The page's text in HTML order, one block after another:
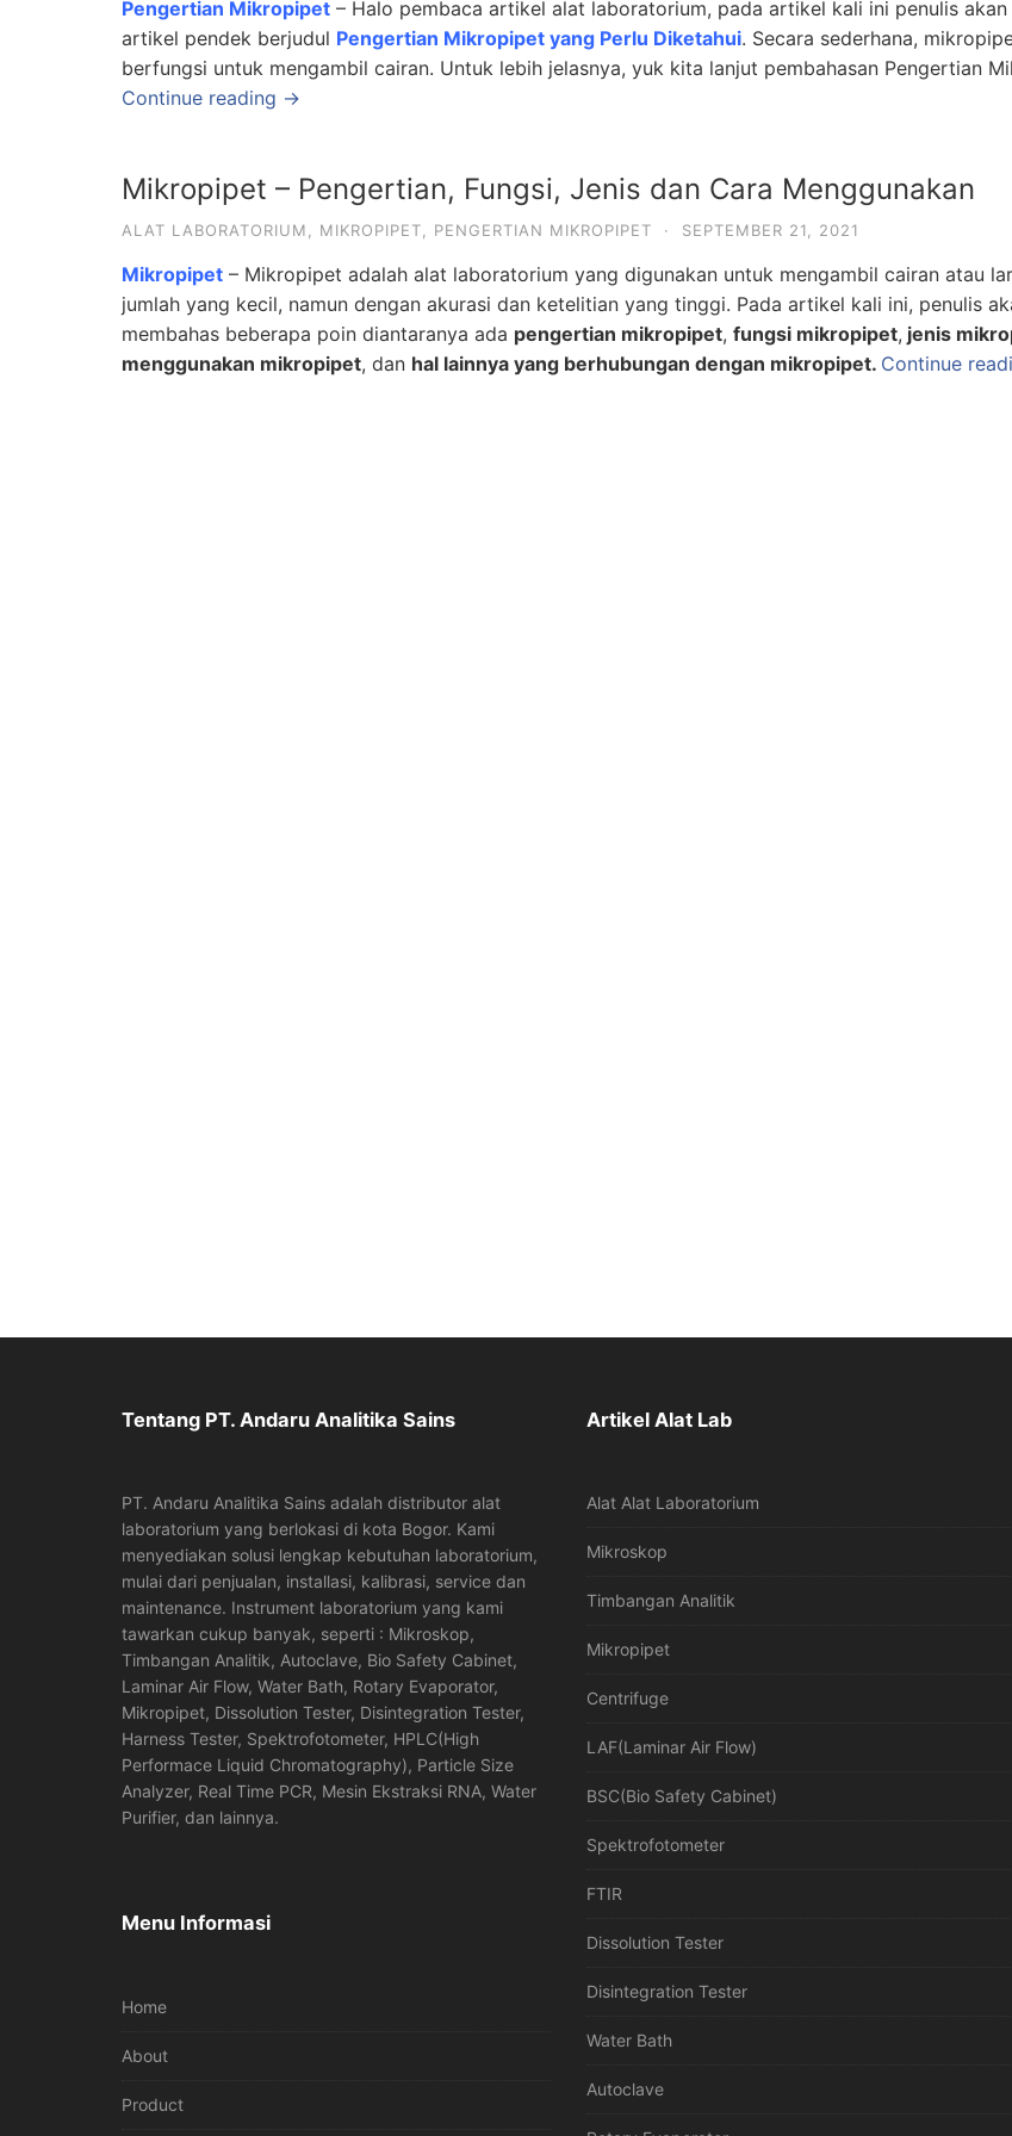
Pengertian Mikropipet – Halo pembaca artikel alat laboratorium, pada artikel kali ini penulis akan
artikel pendek berjudul Pengertian Mikropipet yang Perlu Diketahui. Secara sederhana,
berfungsi untuk mengambil cairan. Untuk lebih jelasnya, yuk kita lanjut pembahasan Pengertian
Continue reading →
Mikropipet – Pengertian, Fungsi, Jenis dan Cara Menggunakan
ALAT LABORATORIUM MIKROPIPET PENGERTIAN MIKROPIPET · SEPTEMBER 21, 2021
Mikropipet – Mikropipet adalah alat laboratorium yang digunakan untuk mengambil cairan atau
jumlah yang kecil, namun dengan akurasi dan ketelitian yang tinggi. Pada artikel kali ini, penulis
membahas beberapa poin diantaranya ada pengertian mikropipet, fungsi mikropipet, jenis
menggunakan mikropipet, dan hal lainnya yang berhubungan dengan mikropipet. Continue
Tentang PT. Andaru Analitika Sains
PT. Andaru Analitika Sains adalah distributor alat
laboratorium yang berlokasi di kota Bogor. Kami
menyediakan solusi lengkap kebutuhan laboratorium,
mulai dari penjualan, installasi, kalibrasi, service dan
maintenance. Instrument laboratorium yang kami
tawarkan cukup banyak, seperti : Mikroskop,
Timbangan Analitik, Autoclave, Bio Safety Cabinet,
Laminar Air Flow, Water Bath, Rotary Evaporator,
Mikropipet, Dissolution Tester, Disintegration Tester,
Harness Tester, Spektrofotometer, HPLC(High
Performace Liquid Chromatography), Particle Size
Analyzer, Real Time PCR, Mesin Ekstraksi RNA, Water
Purifier, dan lainnya.
Menu Informasi
Home
About
Product
Artikel Alat Lab
Alat Alat Laboratorium
Mikroskop
Timbangan Analitik
Mikropipet
Centrifuge
LAF(Laminar Air Flow)
BSC(Bio Safety Cabinet)
Spektrofotometer
FTIR
Dissolution Tester
Disintegration Tester
Water Bath
Autoclave